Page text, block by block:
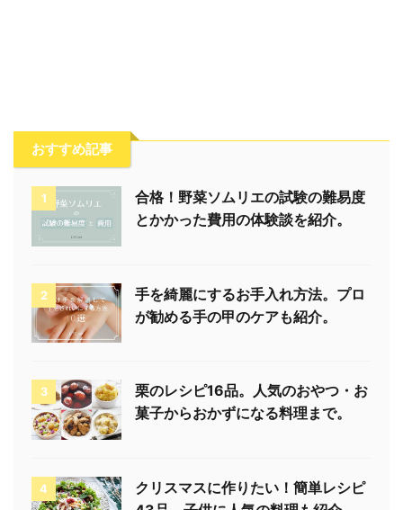
おすすめ記事
1
合格！野菜ソムリエの試験の難易度
とかかった費用の体験談を紹介。
2
手を綺麗にするお手入れ方法。プロ
が勧める手の甲のケアも紹介。
3
栗のレシピ16品。人気のおやつ・お
菓子からおかずになる料理まで。
4
クリスマスに作りたい！簡単レシピ